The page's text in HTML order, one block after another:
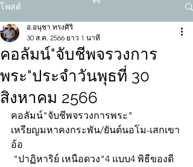
โพสต์
คอลัมน์"จับชีพจรวงการ
พระ"ประจำวันพุธที่ 30
สิงหาคม 2566
อ.อนุชา ทรงศิริ
30 ส.ค. 2566 ยาว 1 นาที
คอลัมน์"จับชีพจรวงการพระ"
เหรียญมหาคงกระพัน/ยันต์นอโม-เสกเขา
อ้อ